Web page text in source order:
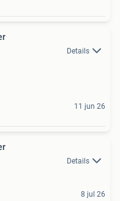
Details
11 jun 26
Details
8 jul 26